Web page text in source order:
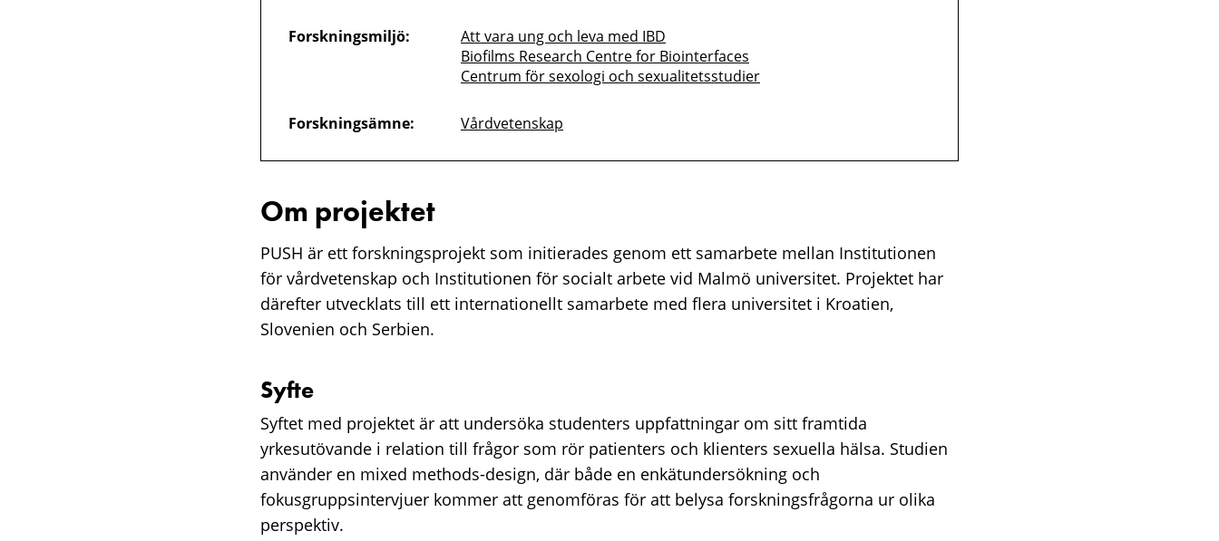
Forskningsmiljö:
Att vara ung och leva med IBD
Biofilms Research Centre for Biointerfaces
Centrum för sexologi och sexualitetsstudier
Forskningsämne: Vårdvetenskap
Om projektet
PUSH är ett forskningsprojekt som initierades genom ett samarbete mellan Institutionen
för vårdvetenskap och Institutionen för socialt arbete vid Malmö universitet. Projektet har
därefter utvecklats till ett internationellt samarbete med flera universitet i Kroatien,
Slovenien och Serbien.
Syfte
Syftet med projektet är att undersöka studenters uppfattningar om sitt framtida
yrkesutövande i relation till frågor som rör patienters och klienters sexuella hälsa. Studien
använder en mixed methods-design, där både en enkätundersökning och
fokusgruppsintervjuer kommer att genomföras för att belysa forskningsfrågorna ur olika
perspektiv.